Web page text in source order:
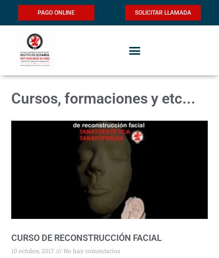
SOLICITAR LLAMADA
PAGO ONLINE
Cursos, formaciones y etc...
CURSO DE RECONSTRUCCIÓN FACIAL
10 octubre, 2017 No hay comentarios